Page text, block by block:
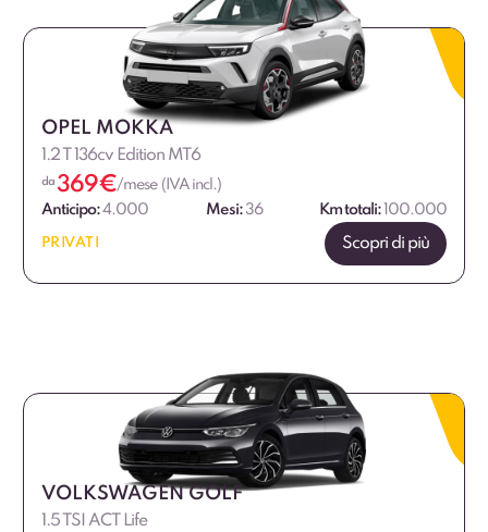
OPEL MOKKA
1.2 T 136cv Edition MT6
da 369€/mese (IVA incl.)
Anticipo:4.000 Mesi:36 Km totali: 100.000
PRIVATI Scopri di più
VOLKSWAGEN GOLF
1.5 TSI ACT Life